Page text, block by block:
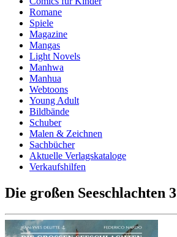
Romane
Spiele
Magazine
Mangas
Light Novels
Manhwa
Manhua
Webtoons
Young Adult
Bildbände
Schuber
Malen & Zeichnen
Sachbücher
Aktuelle Verlagskataloge
Verkaufshilfen
Die großen Seeschlachten 3